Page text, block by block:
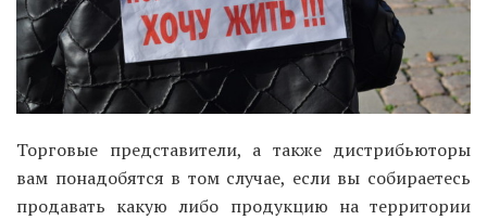
Торговые представители, а также дистрибьюторы
вам понадобятся в том случае, если вы собираетесь
продавать какую либо продукцию на территории